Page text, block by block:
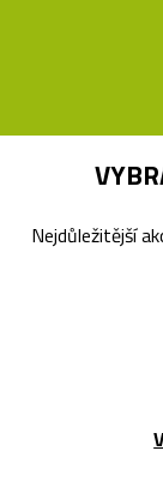
Nejdůležitější